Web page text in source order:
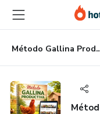
principal
página
de
página
Método